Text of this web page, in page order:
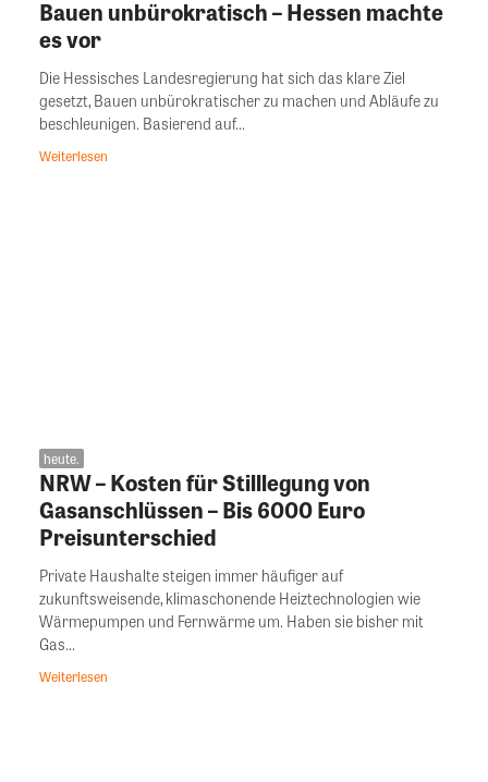
Bauen unbürokratisch – Hessen machte
es vor
Die Hessisches Landesregierung hat sich das klare Ziel
gesetzt, Bauen unbürokratischer zu machen und Abläufe zu
beschleunigen. Basierend auf...
Weiterlesen
heute.
NRW – Kosten für Stilllegung von
Gasanschlüssen – Bis 6000 Euro
Preisunterschied
Private Haushalte steigen immer häufiger auf
zukunftsweisende, klimaschonende Heiztechnologien wie
Wärmepumpen und Fernwärme um. Haben sie bisher mit
Gas...
Weiterlesen